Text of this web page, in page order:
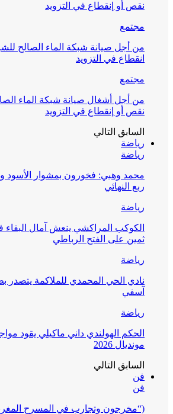
نقص أو إنقطاع في التزويد
مجتمع
من أجل صيانة شبكة الماء الصالح
انقطاع في التزويد
مجتمع
من أجل أشغال صيانة شبكة الماء
نقص أو إنقطاع في التزويد
السابق التالي
رياضة
رياضة
محمد وهبي: فخورون بمشوار الأسود
ربع النهائي
رياضة
الكوكب المراكشي ينعش آمال البقاء
ثمين على الفتح الرباطي
رياضة
نادي الحي المحمدي للملاكمة
آسفي
رياضة
الحكم الهولندي داني ماكيلي يقود
مونديال 2026
السابق التالي
فن
فن
(“مخرجون وتجارب في المسرح